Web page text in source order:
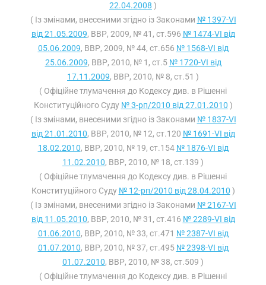
22.04.2008 )
( Із змінами, внесеними згідно із Законами № 1397-VI
від 21.05.2009, ВВР, 2009, № 41, ст.596 № 1474-VI від
05.06.2009, ВВР, 2009, № 44, ст.656 № 1568-VI від
25.06.2009, ВВР, 2010, № 1, ст.5 № 1720-VI від
17.11.2009, ВВР, 2010, № 8, ст.51 )
( Офіційне тлумачення до Кодексу див. в Рішенні
Конституційного Суду № 3-рп/2010 від 27.01.2010 )
( Із змінами, внесеними згідно із Законами № 1837-VI
від 21.01.2010, ВВР, 2010, № 12, ст.120 № 1691-VI від
18.02.2010, ВВР, 2010, № 19, ст.154 № 1876-VI від
11.02.2010, ВВР, 2010, № 18, ст.139 )
( Офіційне тлумачення до Кодексу див. в Рішенні
Конституційного Суду № 12-рп/2010 від 28.04.2010 )
( Із змінами, внесеними згідно із Законами № 2167-VI
від 11.05.2010, ВВР, 2010, № 31, ст.416 № 2289-VI від
01.06.2010, ВВР, 2010, № 33, ст.471 № 2387-VI від
01.07.2010, ВВР, 2010, № 37, ст.495 № 2398-VI від
01.07.2010, ВВР, 2010, № 38, ст.509 )
( Офіційне тлумачення до Кодексу див. в Рішенні